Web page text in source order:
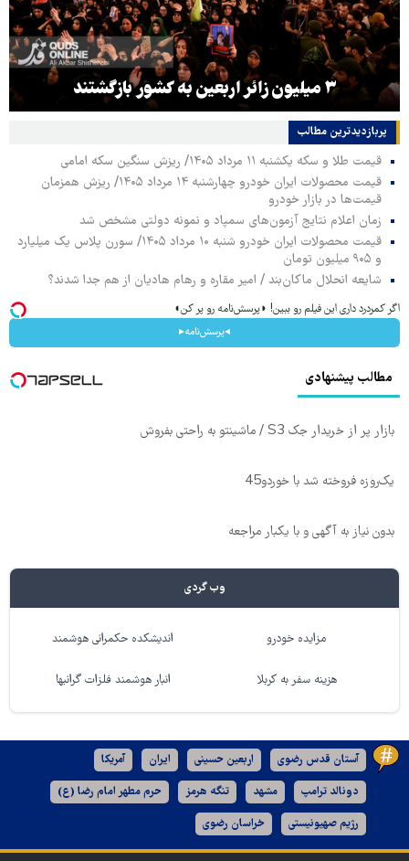
۳ میلیون زائر اربعین به کشور بازگشتند
پربازدیدترین‌ مطالب
قیمت طلا و سکه یکشنبه ۱۱ مرداد ۱۴۰۵/ ریزش سنگین سکه امامی
قیمت محصولات ایران خودرو چهارشنبه ۱۴ مرداد ۱۴۰۵/ ریزش همزمان
قیمت‌ها در بازار خودرو
زمان اعلام نتایج آزمون‌های سمپاد و نمونه دولتی مشخص شد
قیمت محصولات ایران خودرو شنبه ۱۰ مرداد ۱۴۰۵/ سورن پلاس یک میلیارد
و ۹۰۵ میلیون تومان
شایعه انحلال ماکان‌بند / امیر مقاره و رهام هادیان از هم جدا شدند؟
اگر کمردرد داری این فیلم رو ببین! ◗پرسش‌نامه رو پر کن◖
◂پرسش‌نامه▸
مطالب پیشنهادی
بازار پر از خریدار جک S3 / ماشینتو به راحتی بفروش
یک‌روزه فروخته شد با خوردو45
بدون نیاز به آگهی و با یکبار مراجعه
وب گردی
مزایده خودرو اندیشکده حکمرانی هوشمند
هزینه سفر به کربلا انبار هوشمند فلزات گرانبها
آستان قدس رضوی اربعین حسینی ایران آمریکا
دونالد ترامپ مشهد تنگه هرمز حرم مطهر امام رضا (ع)
رژیم صهیونیستی خراسان رضوی